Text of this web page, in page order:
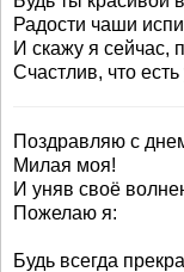
Радости чаши
И скажу я сейчас,
Счастлив, что
Поздравляю с
Милая моя!
И уняв своё
Пожелаю я:
Будь всегда